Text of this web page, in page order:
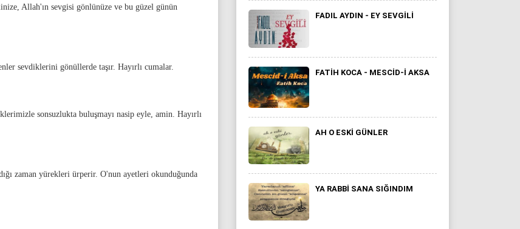
Allah'ın sevgisi gönlünüze ve bu güzel günün
sevdiklerini gönüllerde taşır. Hayırlı cumalar.
sonsuzlukta buluşmayı nasip eyle, amin. Hayırlı
zaman yürekleri ürperir. O'nun ayetleri okunduğunda
FADIL AYDIN - EY SEVGİLİ
FATIH KOCA - MESCID-I AKSA
AH O ESKI GÜNLER
YA RABBI SANA SIĞINDIM